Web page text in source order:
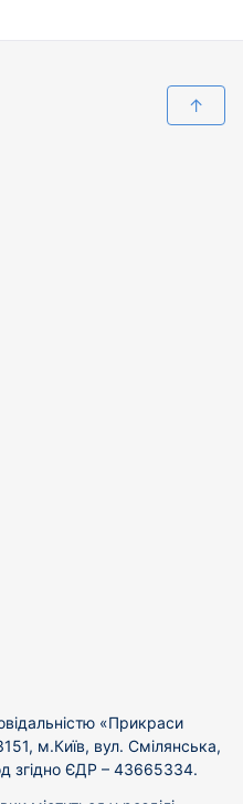
↑
«Прикраси
м.Київ, вул. Смілянська,
згідно ЄДР – 43665334.